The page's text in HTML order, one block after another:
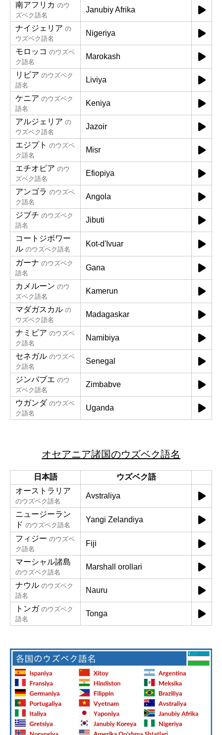
南アフリカ のウ
ズベク語名
Janubiy Afrika
ナイジェリア の
ウズベク語名
Nigeriya
モロッコ のウズベ
ク語名
Marokash
リビア のウズベク
語名
Liviya
ケニア のウズベク
語名
Keniya
アルジェリア の
ウズベク語名
Jazoir
エジプト のウズベ
ク語名
Misr
エチオピア のウ
ズベク語名
Efiopiya
アンゴラ のウズベ
ク語名
Angola
ジブチ のウズベク
語名
Jibuti
コートジボワー
ル のウズベク語名
Kot-d'Ivuar
ガーナ のウズベク
語名
Gana
カメルーン のウ
ズベク語名
Kamerun
マダガスカル の
ウズベク語名
Madagaskar
ナミビア のウズベ
ク語名
Namibiya
セネガル のウズベ
ク語名
Senegal
ジンバブエ のウ
ズベク語名
Zimbabve
ウガンダ のウズベ
ク語名
Uganda
オセアニア諸国のウズベク語名
日本語
ウズベク語
オーストラリア
のウズベク語名
Avstraliya
ニュージーラン
ド のウズベク語名
Yangi Zelandiya
フィジー のウズベ
ク語名
Fiji
マーシャル諸島
のウズベク語名
Marshall orollari
ナウル のウズベク
語名
Nauru
トンガ のウズベク
語名
Tonga